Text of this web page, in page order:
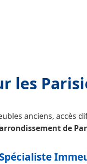
les
anciens, accès
de
Spécialiste